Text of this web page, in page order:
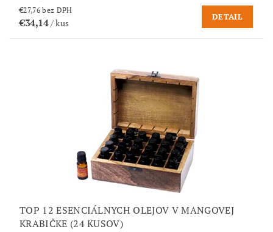
€27,76 bez DPH
€34,14/ kus
DETAIL
TOP 12 ESENCIÁLNYCH OLEJOV V MANGOVEJ
KRABIČKE (24 KUSOV)